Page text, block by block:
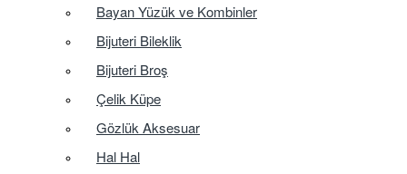
Bayan Yüzük ve Kombinler
Bijuteri Bileklik
Bijuteri Broş
Çelik Küpe
Gözlük Aksesuar
Hal Hal